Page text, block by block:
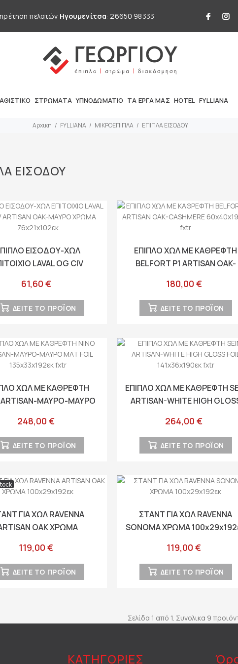
πελατών Ηγουμενίτσα: 26650 98333
ΣΤΡΩΜΑΤΑ ΥΠΝΟΔΩΜΑΤΙΟ ΤΑ ΕΡΓΑ ΜΑΣ HOTEL FYLLIANA
Αρχικη FYLLIANA ΜΙΚΡΟΕΠΙΠΛΑ ΕΠΙΠΛΑ ΕΙΣΟΔΟΥ
ΕΙΣΟΔΟΥ
ΕΙΣΟΔΟΥ-ΧΩΛ
LAVAL OG CIV
76x21x102εκ
61,60 €
ΔΕΙΤΕ ΤΟ ΠΡΟΪΟΝ
ΕΠΙΠΛΟ ΧΩΛ ΜΕ ΚΑΘΡΕΦΤΗ
BELFORT P1 ARTISAN OAK-
180,00 €
ΔΕΙΤΕ ΤΟ ΠΡΟΪΟΝ
ΧΩΛ ΜΕ ΚΑΘΡΕΦΤΗ
ARTISAN-ΜΑΥΡΟ-ΜΑΥΡΟ
248,00 €
ΔΕΙΤΕ ΤΟ ΠΡΟΪΟΝ
ΕΠΙΠΛΟ ΧΩΛ ΜΕ ΚΑΘΡΕΦΤΗ
ARTISAN-WHITE HIGH
264,00 €
ΔΕΙΤΕ ΤΟ ΠΡΟΪΟΝ
ΓΙΑ ΧΩΛ RAVENNA
OAK ΧΡΩΜΑ
119,00 €
ΔΕΙΤΕ ΤΟ ΠΡΟΪΟΝ
ΣΤΑΝΤ ΓΙΑ ΧΩΛ RAVENNA
SONOMA ΧΡΩΜΑ
119,00 €
ΔΕΙΤΕ ΤΟ ΠΡΟΪΟΝ
Σελίδα 1 από 1. Συνολικα 9
ΚΑΤΗΓΟΡΙΕΣ